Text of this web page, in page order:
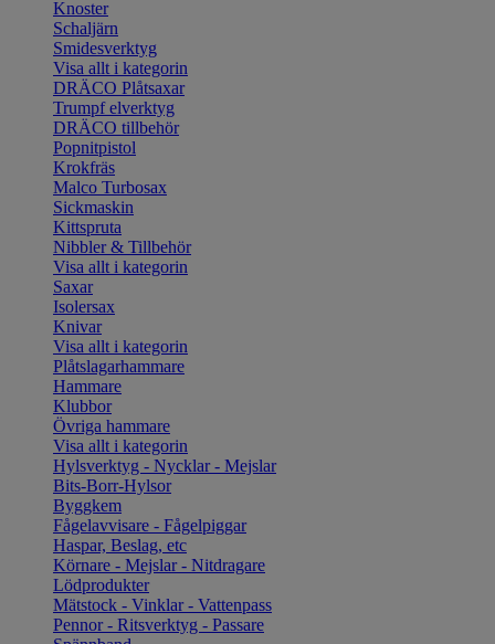
Knoster
Schaljärn
Smidesverktyg
Visa allt i kategorin
DRÄCO Plåtsaxar
Trumpf elverktyg
DRÄCO tillbehör
Popnitpistol
Krokfräs
Malco Turbosax
Sickmaskin
Kittspruta
Nibbler & Tillbehör
Visa allt i kategorin
Saxar
Isolersax
Knivar
Visa allt i kategorin
Plåtslagarhammare
Hammare
Klubbor
Övriga hammare
Visa allt i kategorin
Hylsverktyg - Nycklar - Mejslar
Bits-Borr-Hylsor
Byggkem
Fågelavvisare - Fågelpiggar
Haspar, Beslag, etc
Körnare - Mejslar - Nitdragare
Lödprodukter
Mätstock - Vinklar - Vattenpass
Pennor - Ritsverktyg - Passare